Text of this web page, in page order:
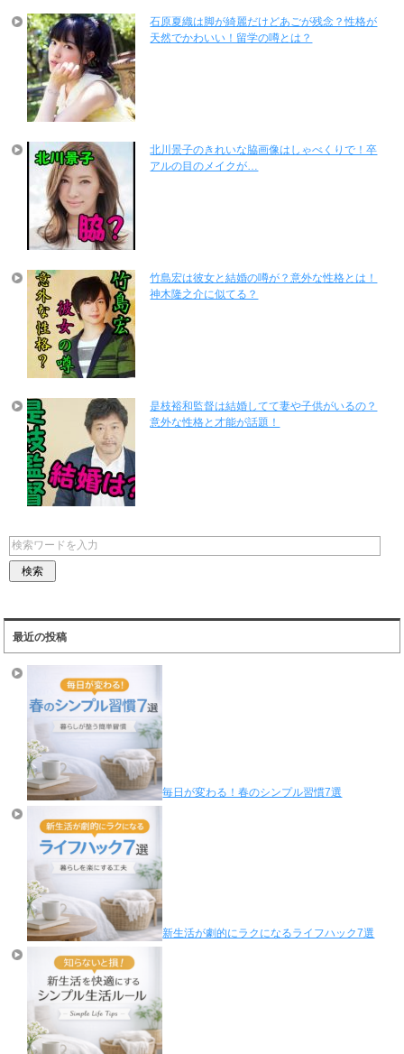
石原夏織は脚が綺麗だけどあごが残念？性格が
天然でかわいい！留学の噂とは？
北川景子のきれいな脇画像はしゃべくりで！卒
アルの目のメイクが…
竹島宏は彼女と結婚の噂が？意外な性格とは！
神木隆之介に似てる？
是枝裕和監督は結婚してて妻や子供がいるの？
意外な性格と才能が話題！
最近の投稿
毎日が変わる！春のシンプル習慣7選
新生活が劇的にラクになるライフハック7選